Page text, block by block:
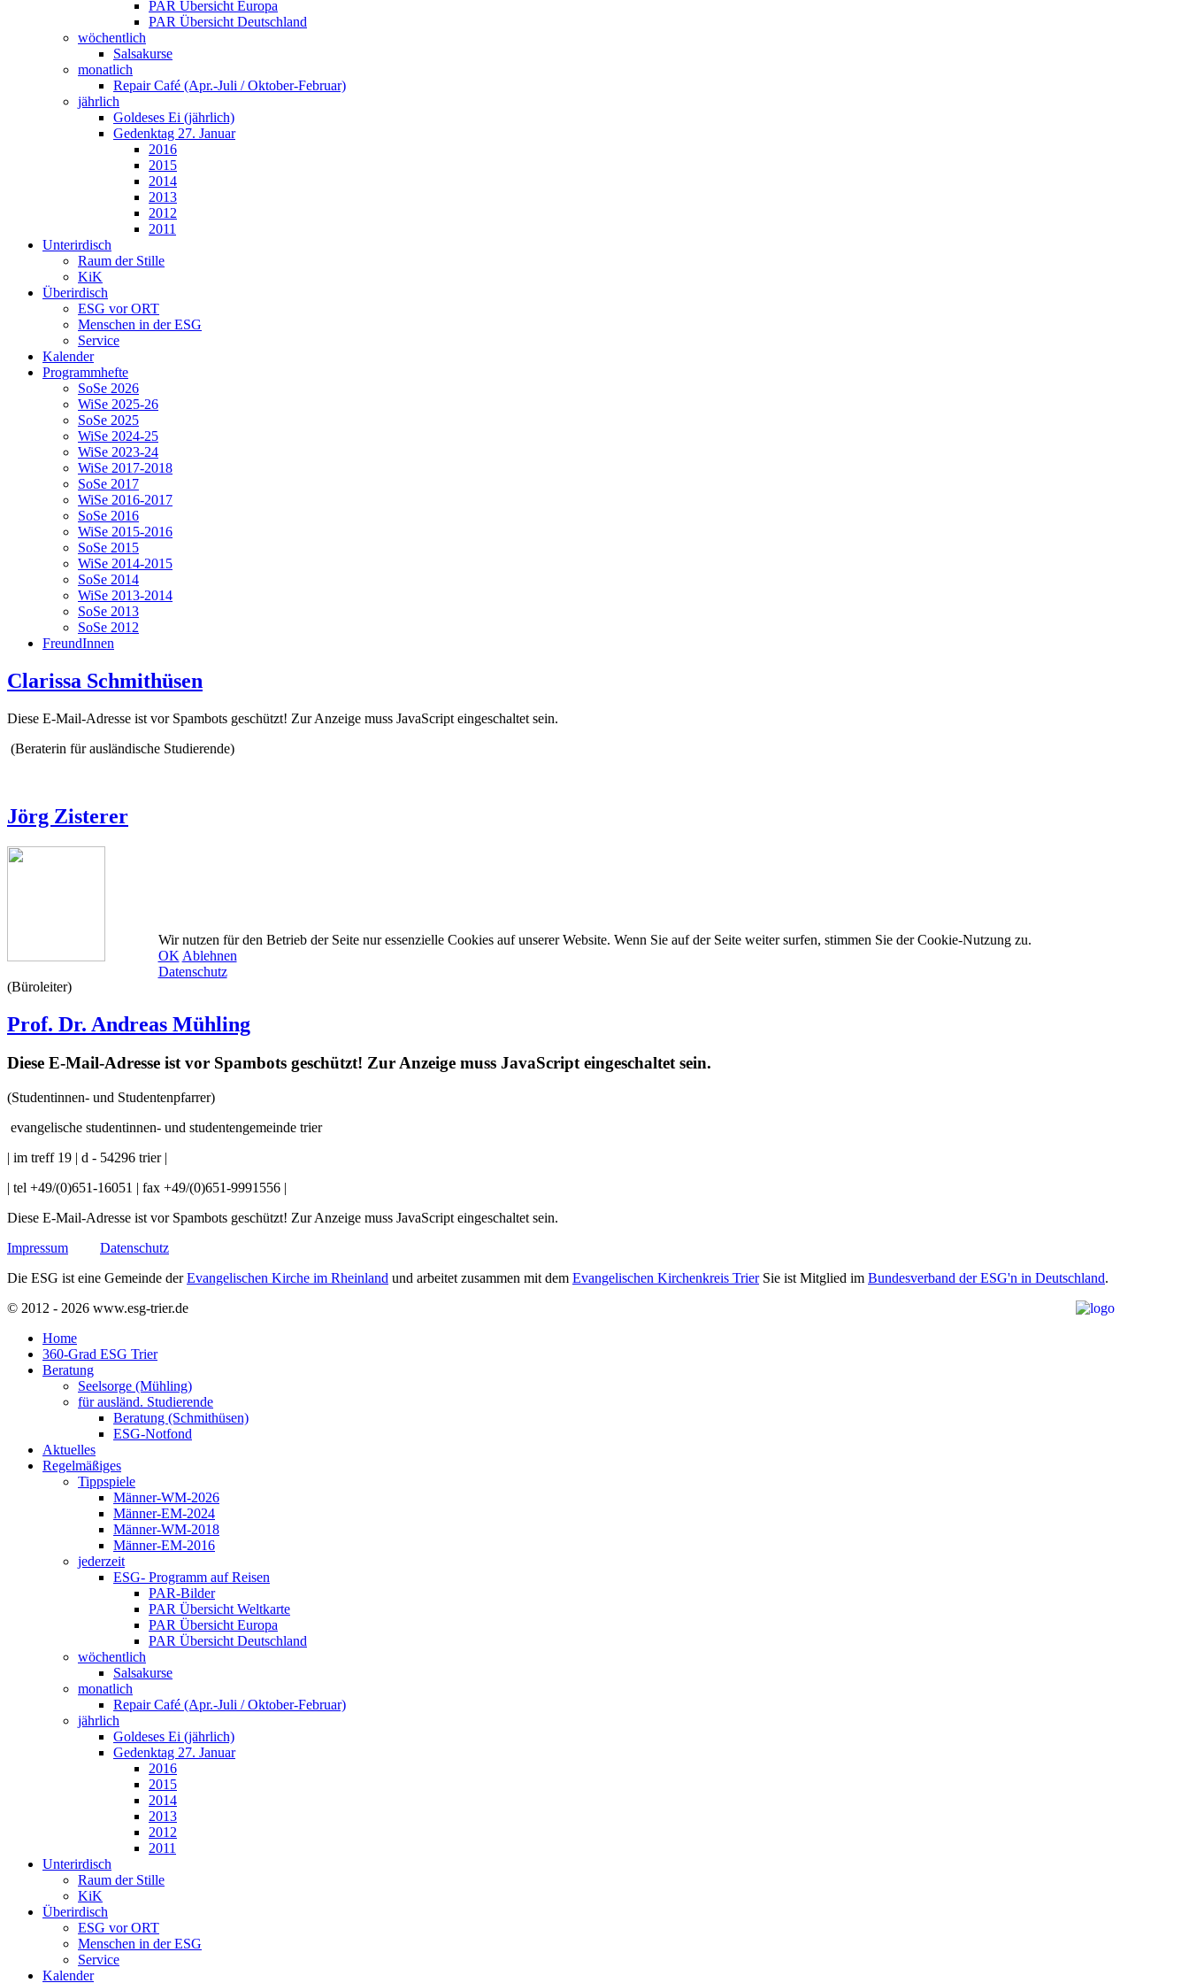
PAR Übersicht Europa
PAR Übersicht Deutschland
wöchentlich
Salsakurse
monatlich
Repair Café (Apr.-Juli / Oktober-Februar)
jährlich
Goldeses Ei (jährlich)
Gedenktag 27. Januar
2016
2015
2014
2013
2012
2011
Unterirdisch
Raum der Stille
KiK
Überirdisch
ESG vor ORT
Menschen in der ESG
Service
Kalender
Programmhefte
SoSe 2026
WiSe 2025-26
SoSe 2025
WiSe 2024-25
WiSe 2023-24
WiSe 2017-2018
SoSe 2017
WiSe 2016-2017
SoSe 2016
WiSe 2015-2016
SoSe 2015
WiSe 2014-2015
SoSe 2014
WiSe 2013-2014
SoSe 2013
SoSe 2012
FreundInnen
Clarissa Schmithüsen
Diese E-Mail-Adresse ist vor Spambots geschützt! Zur Anzeige muss JavaScript eingeschaltet sein.
(Beraterin für ausländische Studierende)
Jörg Zisterer
(Büroleiter)
Prof. Dr. Andreas Mühling
Diese E-Mail-Adresse ist vor Spambots geschützt! Zur Anzeige muss JavaScript eingeschaltet sein.
(Studentinnen- und Studentenpfarrer)
evangelische studentinnen- und studentengemeinde trier
| im treff 19 | d - 54296 trier |
| tel +49/(0)651-16051 | fax +49/(0)651-9991556 |
Diese E-Mail-Adresse ist vor Spambots geschützt! Zur Anzeige muss JavaScript eingeschaltet sein.
Impressum
Datenschutz
Die ESG ist eine Gemeinde derEvangelischen Kirche im Rheinland und arbeitet zusammen mit dem Evangelischen Kirchenkreis TrierSie ist Mitglied im Bundesverband der ESG'n in Deutschland.
© 2012 - 2026 www.esg-trier.de
Home
360-Grad ESG Trier
Beratung
Seelsorge (Mühling)
für ausländ. Studierende
Beratung (Schmithüsen)
ESG-Notfond
Aktuelles
Regelmäßiges
Tippspiele
Männer-WM-2026
Männer-EM-2024
Männer-WM-2018
Männer-EM-2016
jederzeit
ESG- Programm auf Reisen
PAR-Bilder
PAR Übersicht Weltkarte
PAR Übersicht Europa
PAR Übersicht Deutschland
wöchentlich
Salsakurse
monatlich
Repair Café (Apr.-Juli / Oktober-Februar)
jährlich
Goldeses Ei (jährlich)
Gedenktag 27. Januar
2016
2015
2014
2013
2012
2011
Unterirdisch
Raum der Stille
KiK
Überirdisch
ESG vor ORT
Menschen in der ESG
Service
Kalender
Wir nutzen für den Betrieb der Seite nur essenzielle Cookies auf unserer Website. Wenn Sie auf der Seite weiter surfen, stimmen Sie der Cookie-Nutzung zu.
OK Ablehnen
Datenschutz